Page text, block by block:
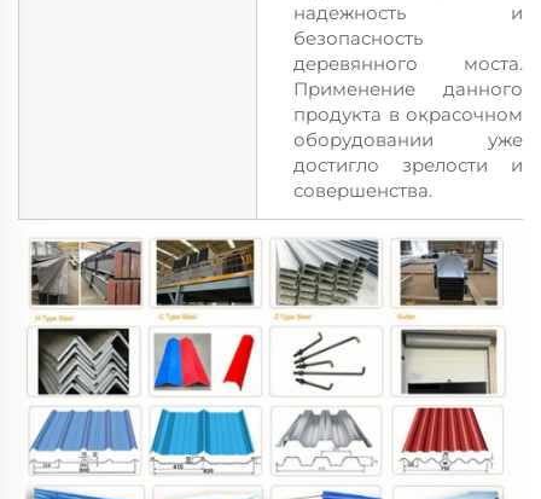
надежность и
безопасность
деревянного моста.
Применение данного
продукта в окрасочном
оборудовании уже
достигло зрелости и
совершенства.